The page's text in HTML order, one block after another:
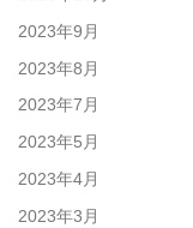
2023年9月
2023年8月
2023年7月
2023年5月
2023年4月
2023年3月